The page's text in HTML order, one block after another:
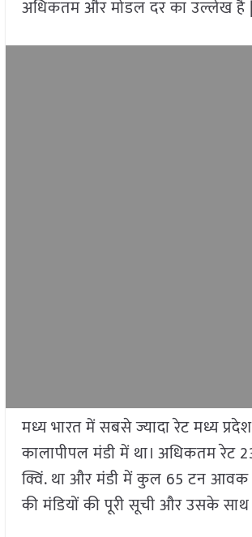
अधिकतम और मोडल दर का उल्लेख है |
मध्य भारत में सबसे ज्यादा रेट मध्य
कालापीपल मंडी में था। अधिकतम रेट
क्विं. था और मंडी में कुल 65 टन आवक
की मंडियों की पूरी सूची और उसके साथ